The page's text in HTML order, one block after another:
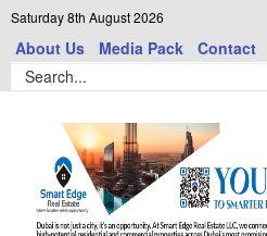
Saturday 8th August 2026
About Us Media Pack Contact